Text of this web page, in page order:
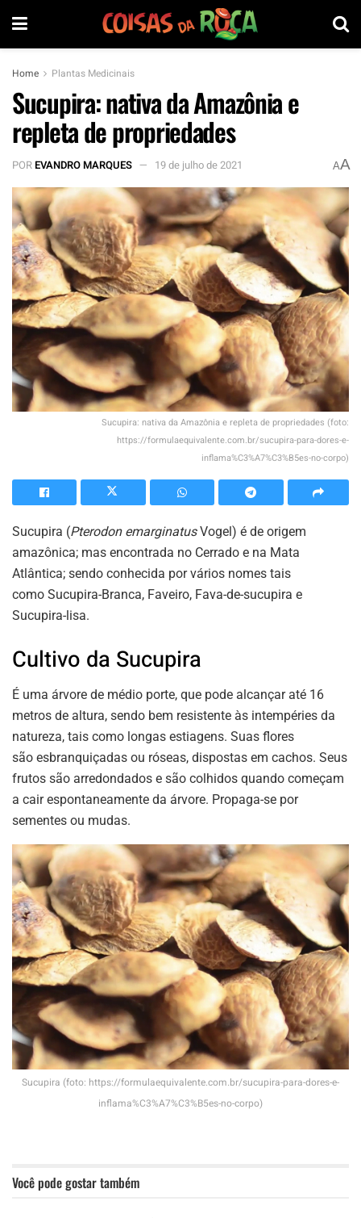
Home Plantas Medicinais
Sucupira: nativa da Amazônia e
repleta de propriedades
POREVANDRO MARQUES 19 de julho de 2021 AA
Sucupira: nativa da Amazônia e repleta de propriedades (foto:
https://formulaequivalente.com.br/sucupira-para-dores-e-
inflama%C3%A7%C3%B5es-no-corpo)
Sucupira (Pterodon emarginatusVogel) é de origem
amazônica; mas encontrada no Cerrado e na Mata
Atlântica; sendo conhecida por vários nomes tais
como Sucupira-Branca, Faveiro, Fava-de-sucupira e
Sucupira-lisa.
Cultivo da Sucupira
É uma árvore de médio porte, que pode alcançar até 16
metros de altura, sendo bem resistente às intempéries da
natureza, tais como longas estiagens. Suas flores
são esbranquiçadas ou róseas, dispostas em cachos. Seus
frutos são arredondados e são colhidos quando começam
a cair espontaneamente da árvore. Propaga-se por
sementes ou mudas.
Sucupira (foto: https://formulaequivalente.com.br/sucupira-para-dores-e-
inflama%C3%A7%C3%B5es-no-corpo)
Você pode gostar também